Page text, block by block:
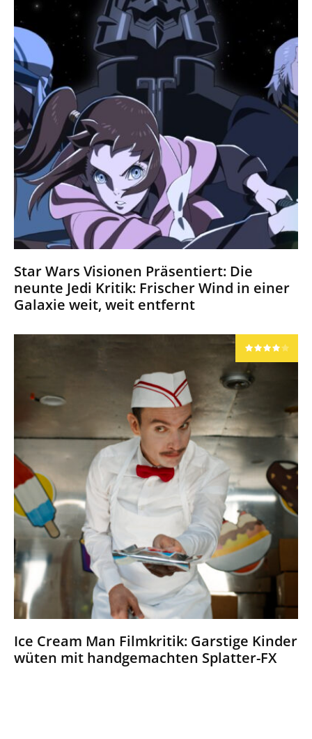
Star Wars Visionen Präsentiert: Die
neunte Jedi Kritik: Frischer Wind in einer
Galaxie weit, weit entfernt
Ice Cream Man Filmkritik: Garstige Kinder
wüten mit handgemachten Splatter-FX